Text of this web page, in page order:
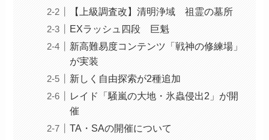
【上級調査改】清明浄域 祖霊の墓所
EXラッシュ四段 巨魁
新高難易度コンテンツ「戦神の修練場」
が実装
新しく自由探索が2種追加
レイド「騒嵐の大地・氷蟲侵出2」が開
催
TA・SAの開催について